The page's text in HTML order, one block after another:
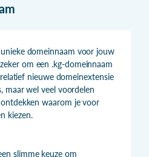
domeinnaam voor jouw
om een .kg-domeinnaam
nieuwe domeinextensie
maar wel veel voordelen
waarom je voor
kiezen.
slimme keuze om